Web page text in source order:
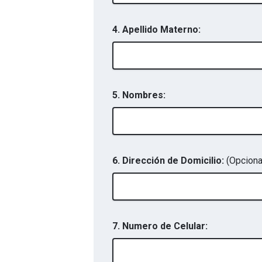
4. Apellido Materno:
5. Nombres:
6. Dirección de Domicilio:
7. Numero de Celular: